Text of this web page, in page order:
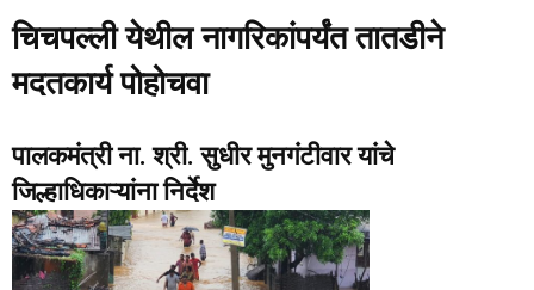
चिचपल्ली येथील नागरिकांपर्यंत तातडीने
मदतकार्य पोहोचवा
पालकमंत्री ना. श्री. सुधीर मुनगंटीवार यांचे
जिल्हाधिकाऱ्यांना निर्देश